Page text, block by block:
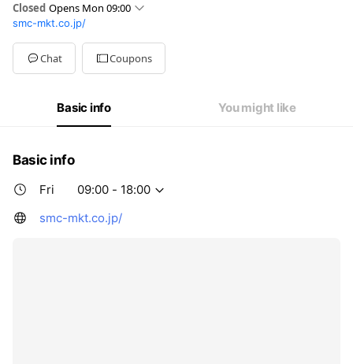
Closed Opens Mon 09:00
SunClosed
Mon09:00 - 18:00
Tue09:00 - 18:00
Wed09:00 - 18:00
09:00 - 18:00
Closed
smc-mkt.co.jp/
Chat Coupons
Basic info You might like
Basic info
Fri
09:00 - 18:00
smc-mkt.co.jp/